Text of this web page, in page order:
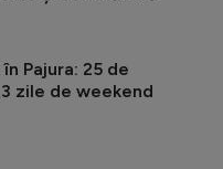
Pajura: 25 de
zile de weekend